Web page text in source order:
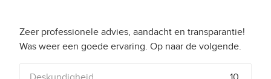
Zeer professionele advies, aandacht en transparantie!